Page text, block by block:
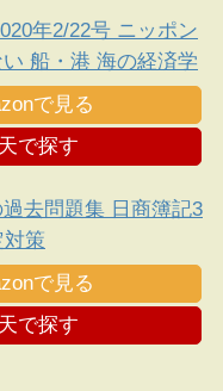
年2/22号 ニッポン
船・港 海の経済学
で見る
で探す
去問題集 日商簿記3
策
で見る
で探す